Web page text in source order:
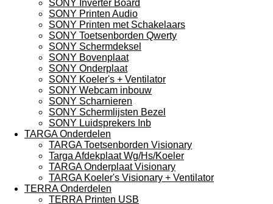
SONY Inverter Board
SONY Printen Audio
SONY Printen met Schakelaars
SONY Toetsenborden Qwerty
SONY Schermdeksel
SONY Bovenplaat
SONY Onderplaat
SONY Koeler's + Ventilator
SONY Webcam inbouw
SONY Scharnieren
SONY Schermlijsten Bezel
SONY Luidsprekers Inb
TARGA Onderdelen
TARGA Toetsenborden Visionary
Targa Afdekplaat Wg/Hs/Koeler
TARGA Onderplaat Visionary
TARGA Koeler's Visionary + Ventilator
TERRA Onderdelen
TERRA Printen USB